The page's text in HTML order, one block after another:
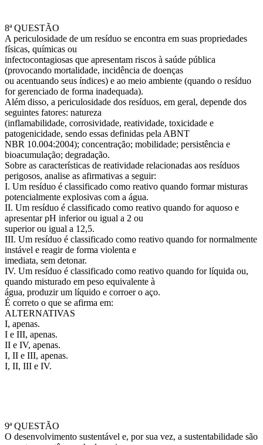
8ª QUESTÃO
A periculosidade de um resíduo se encontra em suas propriedades
físicas, químicas ou
infectocontagiosas que apresentam riscos à saúde pública
(provocando mortalidade, incidência de doenças
ou acentuando seus índices) e ao meio ambiente (quando o resíduo
for gerenciado de forma inadequada).
Além disso, a periculosidade dos resíduos, em geral, depende dos
seguintes fatores: natureza
(inflamabilidade, corrosividade, reatividade, toxicidade e
patogenicidade, sendo essas definidas pela ABNT
NBR 10.004:2004); concentração; mobilidade; persistência e
bioacumulação; degradação.
Sobre as características de reatividade relacionadas aos resíduos
perigosos, analise as afirmativas a seguir:
I. Um resíduo é classificado como reativo quando formar misturas
potencialmente explosivas com a água.
II. Um resíduo é classificado como reativo quando for aquoso e
apresentar pH inferior ou igual a 2 ou
superior ou igual a 12,5.
III. Um resíduo é classificado como reativo quando for normalmente
instável e reagir de forma violenta e
imediata, sem detonar.
IV. Um resíduo é classificado como reativo quando for líquida ou,
quando misturado em peso equivalente à
água, produzir um líquido e corroer o aço.
É correto o que se afirma em:
ALTERNATIVAS
I, apenas.
I e III, apenas.
II e IV, apenas.
I, II e III, apenas.
I, II, III e IV.
9ª QUESTÃO
O desenvolvimento sustentável e, por sua vez, a sustentabilidade são